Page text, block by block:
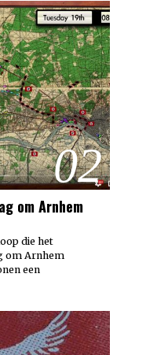
02
om Arnhem
die het
om Arnhem
een